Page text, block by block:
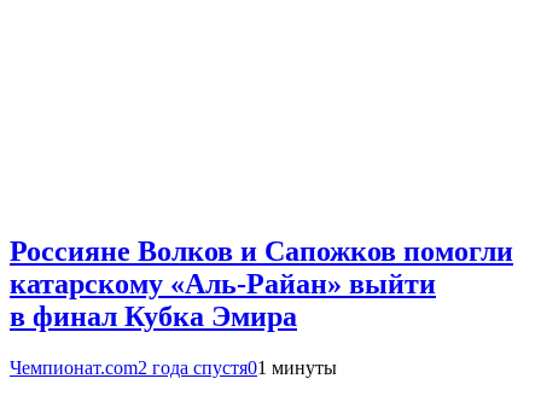
Россияне Волков и Сапожков помогли
катарскому «Аль-Райан» выйти
в финал Кубка Эмира
Чемпионат.com2 года спустя01 минуты